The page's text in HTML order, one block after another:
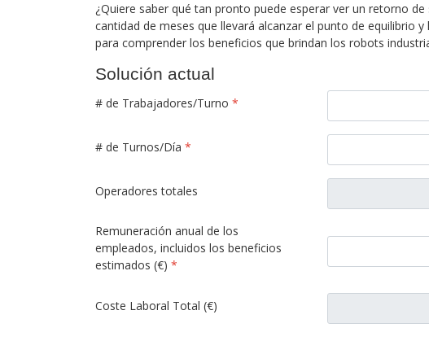
¿Quiere saber qué tan pronto puede esperar ver un retorno
cantidad de meses que llevará alcanzar el punto de equilibrio
para comprender los beneficios que brindan los robots
Solución actual
# de Trabajadores/Turno *
# de Turnos/Día *
Operadores totales
Remuneración anual de los
empleados, incluidos los beneficios
estimados (€) *
Coste Laboral Total (€)